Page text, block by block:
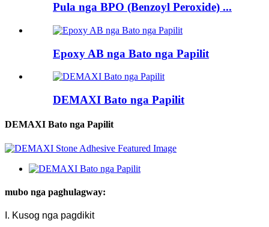
Pula nga BPO (Benzoyl Peroxide) ...
Epoxy AB nga Bato nga Papilit
DEMAXI Bato nga Papilit
DEMAXI Bato nga Papilit
mubo nga paghulagway:
I. Kusog nga pagdikit